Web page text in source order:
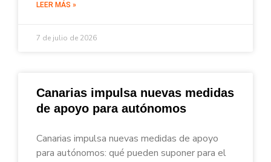
LEER MÁS »
7 de julio de 2026
Canarias impulsa nuevas medidas
de apoyo para autónomos
Canarias impulsa nuevas medidas de apoyo
para autónomos: qué pueden suponer para el